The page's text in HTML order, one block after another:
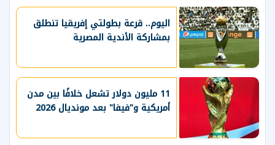
اليوم.. قرعة بطولتي إفريقيا تنطلق
بمشاركة الأندية المصرية
11 مليون دولار تشعل خلافًا بين مدن
أمريكية و"فيفا" بعد مونديال 2026